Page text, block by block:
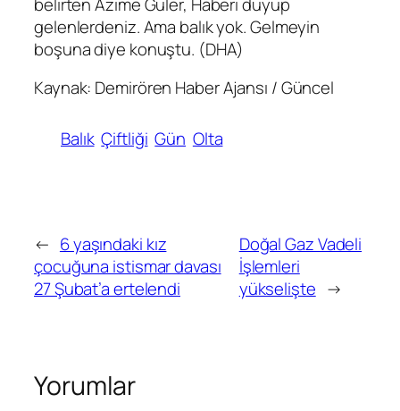
gelenlerdeniz. Ama balık yok. Gelmeyin
boşuna diye konuştu. (DHA)
Kaynak: Demirören Haber Ajansı / Güncel
Balık Çiftliği Gün Olta
← 6 yaşındaki kız
çocuğuna istismar davası
27 Şubat’a ertelendi
Doğal Gaz Vadeli
İşlemleri
yükselişte →
Yorumlar